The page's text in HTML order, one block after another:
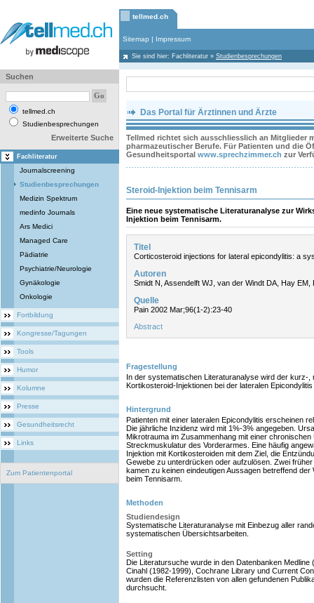
tellmed.ch
Sitemap | Impressum
Sie sind hier: Fachliteratur » Studienbesprechungen
Suchen
tellmed.ch
Studienbesprechungen
Erweiterte Suche
Fachliteratur
Journalscreening
Studienbesprechungen
Medizin Spektrum
medinfo Journals
Ars Medici
Managed Care
Pädiatrie
Psychiatrie/Neurologie
Gynäkologie
Onkologie
Fortbildung
Kongresse/Tagungen
Tools
Humor
Kolumne
Presse
Gesundheitsrecht
Links
Zum Patientenportal
Das Portal für Ärztinnen und Ärzte
Tellmed richtet sich ausschliesslich an Mitglieder
pharmazeutischer Berufe. Für Patienten und die
Gesundheitsportal www.sprechzimmer.ch zur
Steroid-Injektion beim Tennisarm
Eine neue systematische Literaturanalyse zur
Injektion beim Tennisarm.
Titel
Corticosteroid injections for lateral epicondylitis: a
Autoren
Smidt N, Assendelft WJ, van der Windt DA, Hay EM,
Quelle
Pain 2002 Mar;96(1-2):23-40
Abstract
Fragestellung
In der systematischen Literaturanalyse wird der kurz-,
Kortikosteroid-Injektionen bei der lateralen
Hintergrund
Patienten mit einer lateralen Epicondylitis erscheinen
Die jährliche Inzidenz wird mit 1%-3% angegeben.
Mikrotrauma im Zusammenhang mit einer
Streckmuskulatur des Vorderarmes. Eine häufig
Injektion mit Kortikosteroiden mit dem Ziel, die
Gewebe zu unterdrücken oder aufzulösen. Zwei
kamen zu keinen eindeutigen Aussagen betreffend
beim Tennisarm.
Methoden
Studiendesign
Systematische Literaturanalyse mit Einbezug aller
systematischen Übersichtsarbeiten.
Setting
Die Literatursuche wurde in den Datenbanken Medline
Cinahl (1982-1999), Cochrane Library und Current
wurden die Referenzlisten von allen gefundenen
durchsucht.